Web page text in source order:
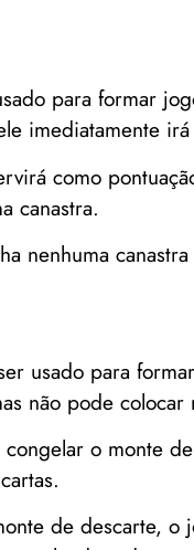
para formar
imediatamente
como
canastra.
nenhuma
usado para
não pode
o monte
de descarte,